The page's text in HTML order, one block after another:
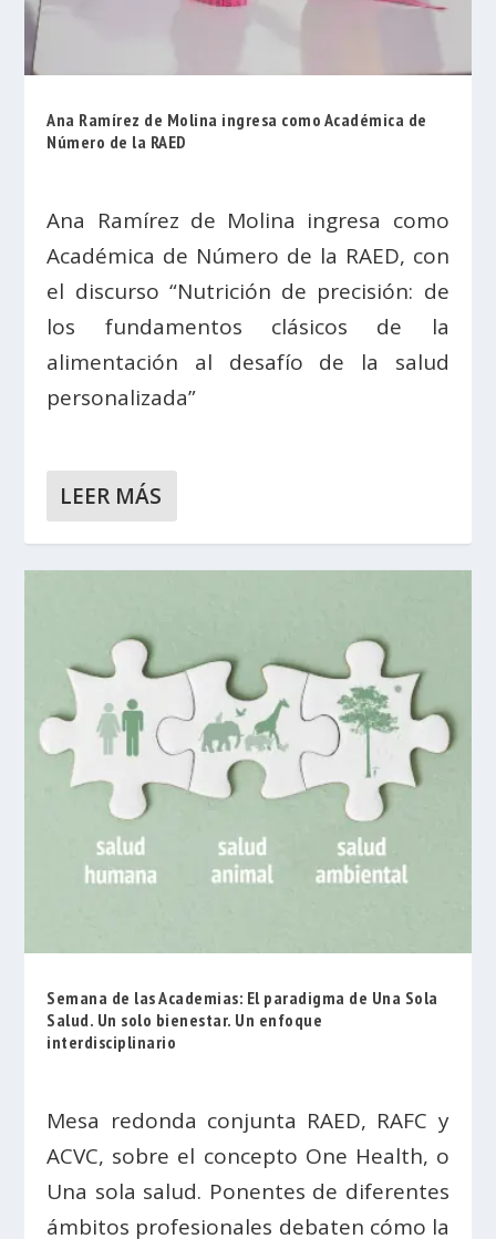
Ana Ramírez de Molina ingresa como Académica de
Número de la RAED
Ana Ramírez de Molina ingresa como
Académica de Número de la RAED, con
el discurso “Nutrición de precisión: de
los fundamentos clásicos de la
alimentación al desafío de la salud
personalizada”
LEER MÁS
Semana de las Academias: El paradigma de Una Sola
Salud. Un solo bienestar. Un enfoque
interdisciplinario
Mesa redonda conjunta RAED, RAFC y
ACVC, sobre el concepto One Health, o
Una sola salud. Ponentes de diferentes
ámbitos profesionales debaten cómo la